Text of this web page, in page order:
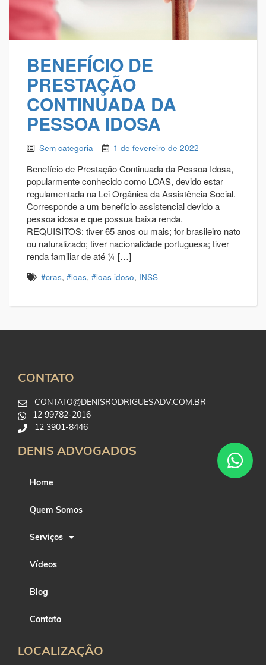
BENEFÍCIO DE
PRESTAÇÃO
CONTINUADA DA
PESSOA IDOSA
Sem categoria 1 de fevereiro de 2022
Benefício de Prestação Continuada da Pessoa Idosa,
popularmente conhecido como LOAS, devido estar
regulamentada na Lei Orgânica da Assistência Social.
Corresponde a um benefício assistencial devido a
pessoa idosa e que possua baixa renda.
REQUISITOS: tiver 65 anos ou mais; for brasileiro nato
ou naturalizado; tiver nacionalidade portuguesa; tiver
renda familiar de até ¼ […]
#cras, #loas, #loas idoso, INSS
CONTATO
CONTATO@DENISRODRIGUESADV.COM.BR
12 99782-2016
12 3901-8446
DENIS ADVOGADOS
Home
Quem Somos
Serviços
Vídeos
Blog
Contato
LOCALIZAÇÃO